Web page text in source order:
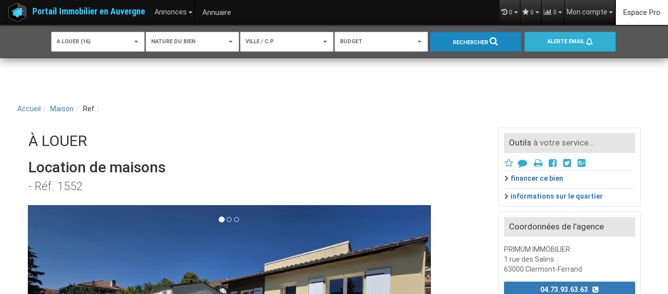
Portail Immobilier en Auvergne Annonces Annuaire 0 0 0 Mon compte Espace Pro
A LOUER (16) NATURE DU BIEN VILLE / C.P. BUDGET RECHERCHER ALERTE EMAIL
Accueil Maison Ref. :
À LOUER
Location de maisons
- Réf. 1552
Outils à votre service...
financer ce bien
informations sur le quartier
Coordonnées de l’agence
PRIMUM IMMOBILIER
1 rue des Salins
63000 Clermont-Ferrand
04.73.93.63.63